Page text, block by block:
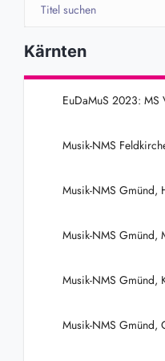
Kärnten
EuDaMuS 2023: MS
Musik-NMS
Musik-NMS Gmünd,
Musik-NMS Gmünd,
Musik-NMS Gmünd,
Musik-NMS Gmünd,